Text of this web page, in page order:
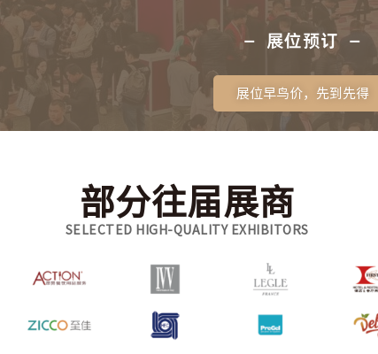
— 展位预订 —
展位早鸟价，先到先得
部分往届展商
SELECTED HIGH-QUALITY EXHIBITORS